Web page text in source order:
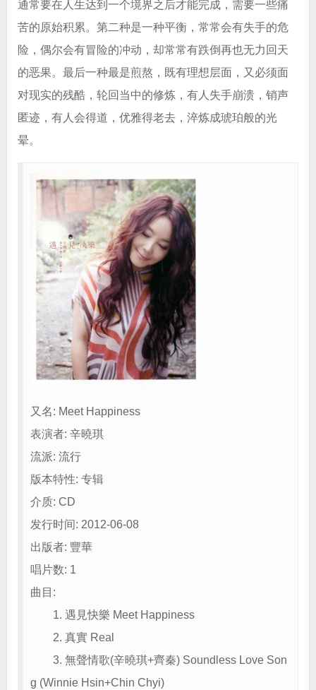
通常要在人生达到一个境界之后才能完成，需要一些痛
苦的原始积累。第二种是一种平衡，常常会有失手的危
险，偶尔会有冒险的冲动，却常常有跌倒再也无力回天
的恶果。最后一种最是煎熬，既有理想层面，又必须面
对现实的残酷，轮回当中的修炼，有人失手崩溃，销声
匿迹，有人会得道，优雅得老去，淬炼成琥珀般的光
晕。
又名: Meet Happiness
表演者: 辛曉琪
流派: 流行
版本特性: 专辑
介质: CD
发行时间: 2012-06-08
出版者: 豐華
唱片数: 1
曲目:
1. 遇見快樂 Meet Happiness
2. 真實 Real
3. 無聲情歌(辛曉琪+齊秦) Soundless Love Son
g (Winnie Hsin+Chin Chyi)